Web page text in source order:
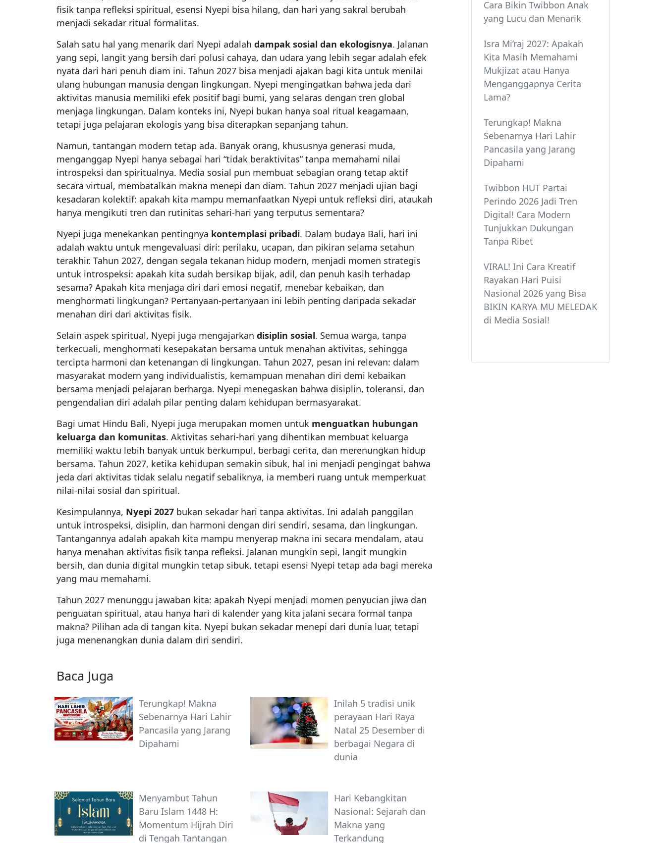
fisik tanpa refleksi spiritual, esensi Nyepi bisa hilang, dan hari yang sakral berubah
menjadi sekadar ritual formalitas.
Salah satu hal yang menarik dari Nyepi adalah dampak sosial dan ekologisnya. Jalanan
yang sepi, langit yang bersih dari polusi cahaya, dan udara yang lebih segar adalah efek
nyata dari hari penuh diam ini. Tahun 2027 bisa menjadi ajakan bagi kita untuk menilai
ulang hubungan manusia dengan lingkungan. Nyepi mengingatkan bahwa jeda dari
aktivitas manusia memiliki efek positif bagi bumi, yang selaras dengan tren global
menjaga lingkungan. Dalam konteks ini, Nyepi bukan hanya soal ritual keagamaan,
tetapi juga pelajaran ekologis yang bisa diterapkan sepanjang tahun.
Namun, tantangan modern tetap ada. Banyak orang, khususnya generasi muda,
menganggap Nyepi hanya sebagai hari “tidak beraktivitas” tanpa memahami nilai
introspeksi dan spiritualnya. Media sosial pun membuat sebagian orang tetap aktif
secara virtual, membatalkan makna menepi dan diam. Tahun 2027 menjadi ujian bagi
kesadaran kolektif: apakah kita mampu memanfaatkan Nyepi untuk refleksi diri, ataukah
hanya mengikuti tren dan rutinitas sehari-hari yang terputus sementara?
Nyepi juga menekankan pentingnya kontemplasi pribadi. Dalam budaya Bali, hari ini
adalah waktu untuk mengevaluasi diri: perilaku, ucapan, dan pikiran selama setahun
terakhir. Tahun 2027, dengan segala tekanan hidup modern, menjadi momen strategis
untuk introspeksi: apakah kita sudah bersikap bijak, adil, dan penuh kasih terhadap
sesama? Apakah kita menjaga diri dari emosi negatif, menebar kebaikan, dan
menghormati lingkungan? Pertanyaan-pertanyaan ini lebih penting daripada sekadar
menahan diri dari aktivitas fisik.
Selain aspek spiritual, Nyepi juga mengajarkan disiplin sosial. Semua warga, tanpa
terkecuali, menghormati kesepakatan bersama untuk menahan aktivitas, sehingga
tercipta harmoni dan ketenangan di lingkungan. Tahun 2027, pesan ini relevan: dalam
masyarakat modern yang individualistis, kemampuan menahan diri demi kebaikan
bersama menjadi pelajaran berharga. Nyepi menegaskan bahwa disiplin, toleransi, dan
pengendalian diri adalah pilar penting dalam kehidupan bermasyarakat.
Bagi umat Hindu Bali, Nyepi juga merupakan momen untuk menguatkan hubungan
keluarga dan komunitas. Aktivitas sehari-hari yang dihentikan membuat keluarga
memiliki waktu lebih banyak untuk berkumpul, berbagi cerita, dan merenungkan hidup
bersama. Tahun 2027, ketika kehidupan semakin sibuk, hal ini menjadi pengingat bahwa
jeda dari aktivitas tidak selalu negatif sebaliknya, ia memberi ruang untuk memperkuat
nilai-nilai sosial dan spiritual.
Kesimpulannya, Nyepi 2027 bukan sekadar hari tanpa aktivitas. Ini adalah panggilan
untuk introspeksi, disiplin, dan harmoni dengan diri sendiri, sesama, dan lingkungan.
Tantangannya adalah apakah kita mampu menyerap makna ini secara mendalam, atau
hanya menahan aktivitas fisik tanpa refleksi. Jalanan mungkin sepi, langit mungkin
bersih, dan dunia digital mungkin tetap sibuk, tetapi esensi Nyepi tetap ada bagi mereka
yang mau memahami.
Tahun 2027 menunggu jawaban kita: apakah Nyepi menjadi momen penyucian jiwa dan
penguatan spiritual, atau hanya hari di kalender yang kita jalani secara formal tanpa
makna? Pilihan ada di tangan kita. Nyepi bukan sekadar menepi dari dunia luar, tetapi
juga menenangkan dunia dalam diri sendiri.
Baca Juga
Terungkap! Makna
Sebenarnya Hari Lahir
Pancasila yang Jarang
Dipahami
Inilah 5 tradisi unik
perayaan Hari Raya
Natal 25 Desember di
berbagai Negara di
dunia
Menyambut Tahun
Baru Islam 1448 H:
Momentum Hijrah Diri
di Tengah Tantangan
Hari Kebangkitan
Nasional: Sejarah dan
Makna yang
Terkandung
Cara Bikin Twibbon Anak
yang Lucu dan Menarik
Isra Mi’raj 2027: Apakah
Kita Masih Memahami
Mukjizat atau Hanya
Menganggapnya Cerita
Lama?
Terungkap! Makna
Sebenarnya Hari Lahir
Pancasila yang Jarang
Dipahami
Twibbon HUT Partai
Perindo 2026 Jadi Tren
Digital! Cara Modern
Tunjukkan Dukungan
Tanpa Ribet
VIRAL! Ini Cara Kreatif
Rayakan Hari Puisi
Nasional 2026 yang Bisa
BIKIN KARYA MU MELEDAK
di Media Sosial!